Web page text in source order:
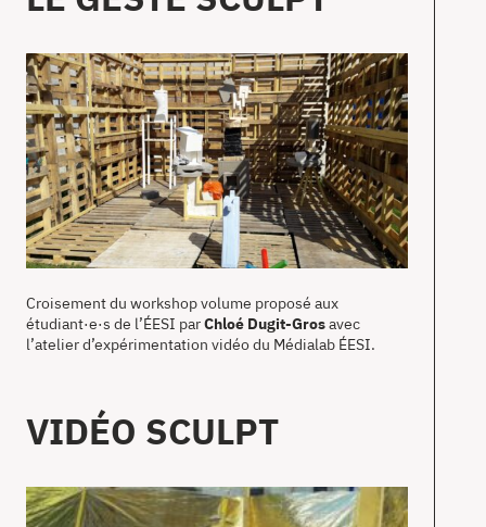
Croisement du workshop volume proposé aux
étudiant·e·s de l’ÉESI par Chloé Dugit-Gros avec
l’atelier d’expérimentation vidéo du Médialab ÉESI.
VIDÉO SCULPT